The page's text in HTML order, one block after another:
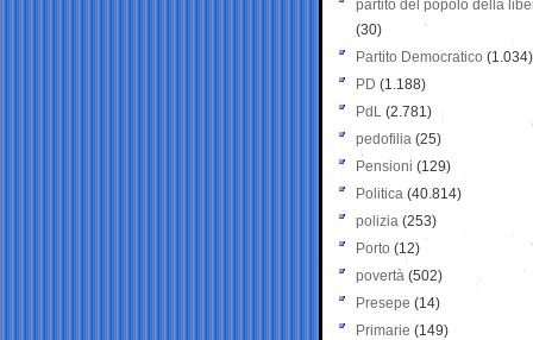
partito del popolo della
(30)
Partito Democratico (1.034)
PD (1.188)
PdL (2.781)
pedofilia (25)
Pensioni (129)
Politica (40.814)
polizia (253)
Porto (12)
povertà (502)
Presepe (14)
Primarie (149)